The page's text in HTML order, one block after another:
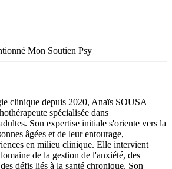
Mon Soutien Psy
clinique depuis 2020, Anaïs SOUSA
spécialisée dans
Son expertise initiale s'oriente vers la
âgées et de leur entourage,
en milieu clinique. Elle intervient
de la gestion de l'anxiété, des
défis liés à la santé chronique. Son